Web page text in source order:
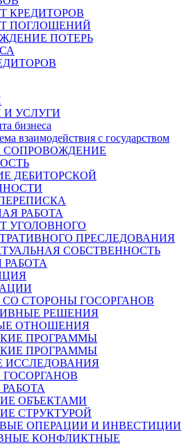
КРЕДИТОРОВ
ПОГЛОЩЕНИЙ
ПОТЕРЬ
УСЛУГИ
бизнеса
взаимодействия с государством
ДЕБИТОРСКОЙ
РАБОТА
УГОЛОВНОГО
ПРЕСЛЕДОВАНИЯ
СОБСТВЕННОСТЬ
РАБОТА
СО СТОРОНЫ ГОСОРГАНОВ
РЕШЕНИЯ
ОТНОШЕНИЯ
ПРОГРАММЫ
ПРОГРАММЫ
ИССЛЕДОВАНИЯ
ГОСОРГАНОВ
ОБЪЕКТАМИ
СТРУКТУРОЙ
ОПЕРАЦИИ И ИНВЕСТИЦИИ
КОНФЛИКТНЫЕ